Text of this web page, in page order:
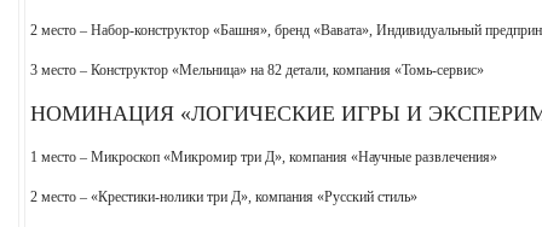
2 место – Набор-конструктор «Башня», бренд «Вавата», Индивидуальный
3 место – Конструктор «Мельница» на 82 детали, компания «Томь-сервис»
НОМИНАЦИЯ «ЛОГИЧЕСКИЕ ИГРЫ И
1 место – Микроскоп «Микромир три Д», компания «Научные развлечения»
2 место – «Крестики-нолики три Д», компания «Русский стиль»